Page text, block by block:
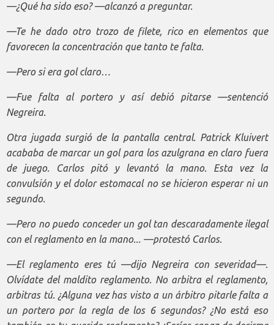
—¿Qué ha sido eso? —alcanzó a preguntar.
—Te he dado otro trozo de filete, rico en elementos que
favorecen la concentración que tanto te falta.
—Pero si era gol claro…
—Fue falta al portero y así debió pitarse —sentenció
Negreira.
Otra jugada surgió de la pantalla central. Patrick Kluivert
acababa de marcar un gol para los azulgrana en claro fuera
de juego. Carlos pitó y levantó la mano. Esta vez la
convulsión y el dolor estomacal no se hicieron esperar ni un
segundo.
—Pero no puedo conceder un gol tan descaradamente ilegal
con el reglamento en la mano... —protestó Carlos.
—El reglamento eres tú —dijo Negreira con severidad—.
Olvídate del maldito reglamento. No arbitra el reglamento,
arbitras tú. ¿Alguna vez has visto a un árbitro pitarle falta a
un portero por la regla de los 6 segundos? ¿No está eso